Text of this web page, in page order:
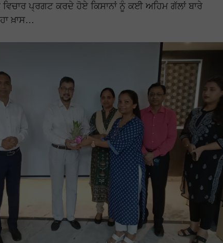
ਪ੍ਰਗਟ ਕਰਦੇ ਹੋਏ ਕਿਸਾਨਾਂ ਨੂੰ ਕਈ ਅਹਿਮ ਗੱਲਾਂ ਬਾਰੇ
ਖ਼ਾਸ…